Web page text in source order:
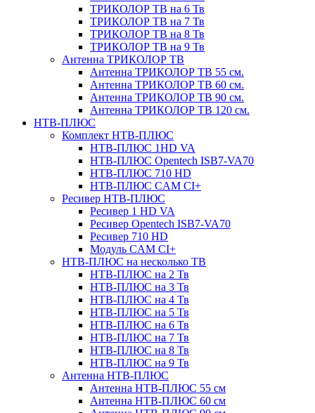
ТРИКОЛОР ТВ на 6 Тв
ТРИКОЛОР ТВ на 7 Тв
ТРИКОЛОР ТВ на 8 Тв
ТРИКОЛОР ТВ на 9 Тв
Антенна ТРИКОЛОР ТВ
Антенна ТРИКОЛОР ТВ 55 см.
Антенна ТРИКОЛОР ТВ 60 см.
Антенна ТРИКОЛОР ТВ 90 см.
Антенна ТРИКОЛОР ТВ 120 см.
НТВ-ПЛЮС
Комплект НТВ-ПЛЮС
НТВ-ПЛЮС 1HD VA
НТВ-ПЛЮС Opentech ISB7-VA70
НТВ-ПЛЮС 710 HD
НТВ-ПЛЮС CAM CI+
Ресивер НТВ-ПЛЮС
Ресивер 1 HD VA
Ресивер Opentech ISB7-VA70
Ресивер 710 HD
Модуль CAM CI+
НТВ-ПЛЮС на несколько ТВ
НТВ-ПЛЮС на 2 Тв
НТВ-ПЛЮС на 3 Тв
НТВ-ПЛЮС на 4 Тв
НТВ-ПЛЮС на 5 Тв
НТВ-ПЛЮС на 6 Тв
НТВ-ПЛЮС на 7 Тв
НТВ-ПЛЮС на 8 Тв
НТВ-ПЛЮС на 9 Тв
Антенна НТВ-ПЛЮС
Антенна НТВ-ПЛЮС 55 см
Антенна НТВ-ПЛЮС 60 см